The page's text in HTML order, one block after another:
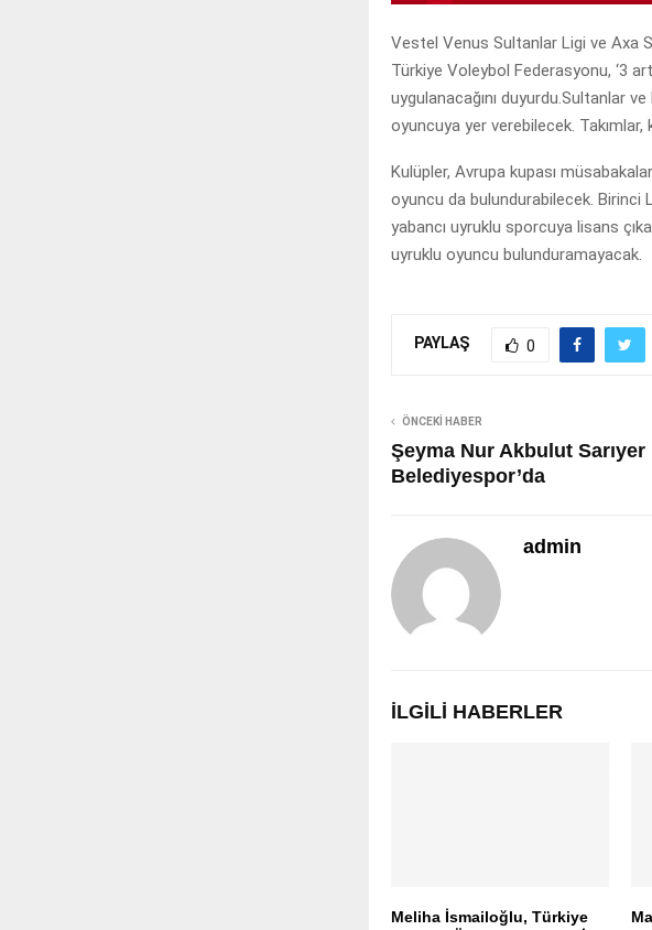
Vestel Venus Sultanlar Ligi ve Axa
Türkiye Voleybol Federasyonu, ‘3
uygulanacağını duyurdu.Sultanlar
oyuncuya yer verebilecek. Takımlar,
Kulüpler, Avrupa kupası
oyuncu da bulundurabilecek. Birinci
yabancı uyruklu sporcuya lisans
uyruklu oyuncu bulunduramayacak.
PAYLAŞ 0
ÖNCEKI HABER
Şeyma Nur Akbulut Sarıyer
Belediyespor’da
admin
İLGILI HABERLER
Meliha İsmailoğlu, Türkiye